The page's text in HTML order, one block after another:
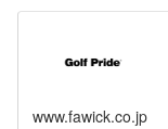
www.fawick.co.jp